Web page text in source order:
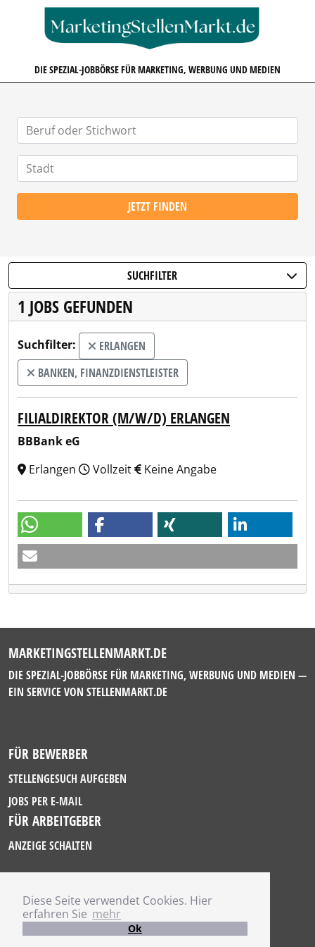
Diese Seite verwendet Cookies. Hier
erfahren Sie mehr
Ok
DIE SPEZIAL-JOBBÖRSE FÜR MARKETING, WERBUNG UND MEDIEN
JETZT FINDEN
SUCHFILTER
1 JOBS GEFUNDEN
Suchfilter:
ERLANGEN
BANKEN, FINANZDIENSTLEISTER
FILIALDIREKTOR (M/W/D) ERLANGEN
BBBank eG
Erlangen
Vollzeit Keine Angabe
MARKETINGSTELLENMARKT.DE
DIE SPEZIAL-JOBBÖRSE FÜR MARKETING, WERBUNG UND MEDIEN —
EIN SERVICE VON STELLENMARKT.DE
FÜR BEWERBER
STELLENGESUCH AUFGEBEN
JOBS PER E-MAIL
FÜR ARBEITGEBER
ANZEIGE SCHALTEN
IMPRESSUM
DATENSCHUTZ